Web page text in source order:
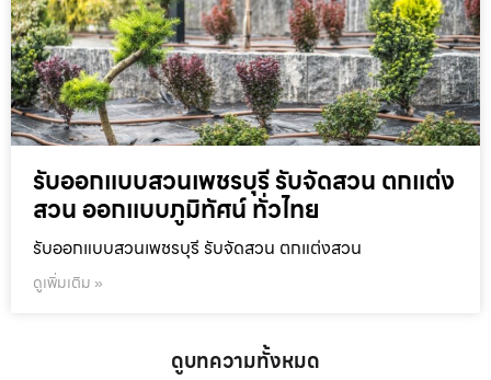
รับออกแบบสวนเพชรบุรี รับจัดสวน ตกแต่ง
สวน ออกแบบภูมิทัศน์ ทั่วไทย
รับออกแบบสวนเพชรบุรี รับจัดสวน ตกแต่งสวน
ดูเพิ่มเติม »
ดูบทความทั้งหมด